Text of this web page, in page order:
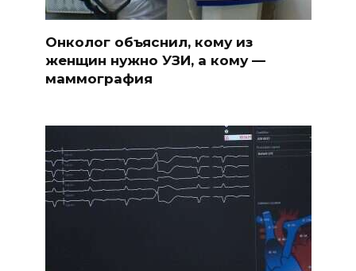
Онколог объяснил, кому из
женщин нужно УЗИ, а кому —
маммография